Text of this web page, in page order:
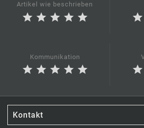
Artikel wie beschrieben
star star star star star star
Kommunikation
star star star star star star
Kontakt